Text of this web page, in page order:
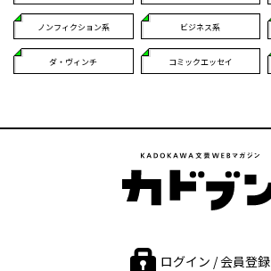
ノンフィクション系 ビジネス系
ダ・ヴィンチ コミックエッセイ
ログイン / 会員登録